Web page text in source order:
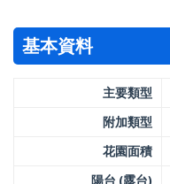
基本資料
主要類型
附加類型
花園面積
陽台 (露台)